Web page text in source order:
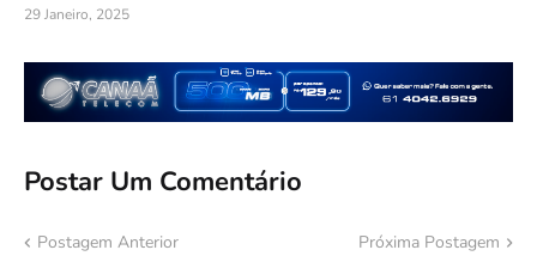
29 Janeiro, 2025
Postar Um Comentário
Postagem Anterior Próxima Postagem